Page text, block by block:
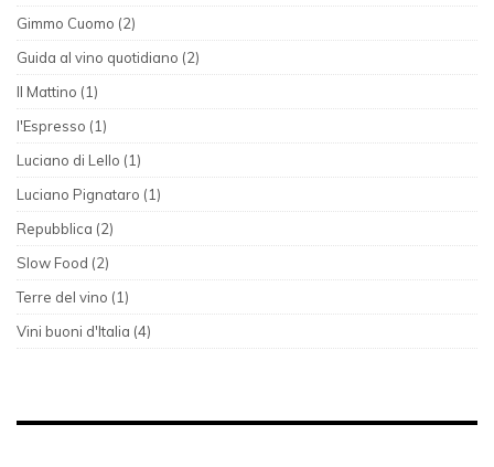
Gimmo Cuomo (2)
Guida al vino quotidiano (2)
Il Mattino (1)
l'Espresso (1)
Luciano di Lello (1)
Luciano Pignataro (1)
Repubblica (2)
Slow Food (2)
Terre del vino (1)
Vini buoni d'Italia (4)